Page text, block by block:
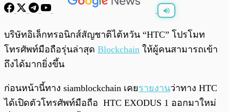
พร้อมเล่น 0:00 /
บริษัทอิเล็กทรอนิกส์สัญชาติไต้หวัน “HTC” โปรโมท
โทรศัพท์มือถือรุ่นล่าสุด Blockchain ให้ผู้คนสามารถเข้า
ถึงได้มากยิ่งขึ้น
ก่อนหน้านี้ทาง siamblockchain เคยรายงานว่าทาง HTC
ได้เปิดตัวโทรศัพท์มือถือ HTC EXODUS 1 ออกมาใหม่